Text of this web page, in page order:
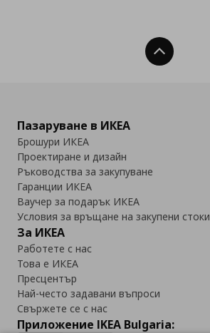
Нагоре
Пазаруване в ИКЕА
Брошури ИКЕА
Проектиране и дизайн
Ръководства за закупуване
Гаранции ИКЕА
Ваучер за подарък ИКЕА
Условия за връщане на закупени стоки
За ИКЕА
Работете с нас
Това е ИКЕА
Пресцентър
Най-често задавани въпроси
Свържете се с нас
Приложение IKEA Bulgaria: